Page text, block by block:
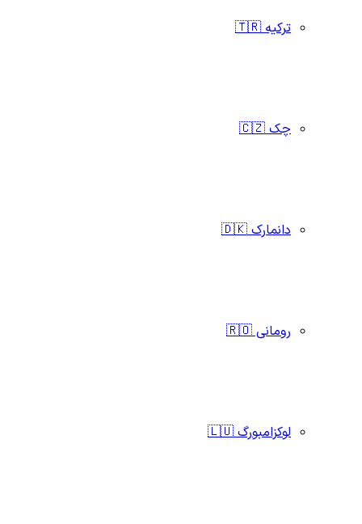
ترکیه 🇹🇷
چک 🇨🇿
دانمارک 🇩🇰
رومانی 🇷🇴
لوکزامبورگ 🇱🇺